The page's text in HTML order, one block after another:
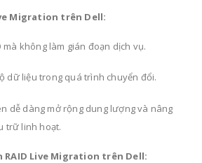
Migration trên Dell:
mà không làm gián đoạn dịch vụ.
dữ liệu trong quá trình chuyển đổi.
dễ dàng mở rộng dung lượng và nâng
trữ linh hoạt.
RAID Live Migration trên Dell: